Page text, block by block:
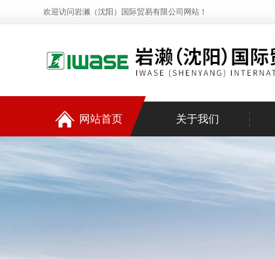
欢迎访问岩濑（沈阳）国际贸易有限公司网站！
网站首页 关于我们